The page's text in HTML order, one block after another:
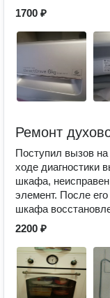
1700 ₽
Ремонт
Поступил вызов
ходе диагностики
шкафа,
элемент. После
шкафа
2200 ₽